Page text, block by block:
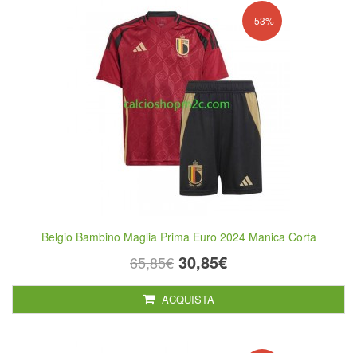
-53%
Belgio Bambino Maglia Prima Euro 2024 Manica Corta
65,85€ 30,85€
ACQUISTA